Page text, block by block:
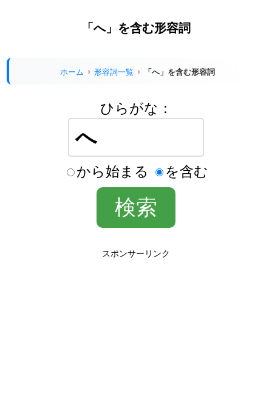
「へ」を含む形容詞
ホーム 形容詞一覧 「へ」を含む形容詞
ひらがな：
から始まる を含む
スポンサーリンク